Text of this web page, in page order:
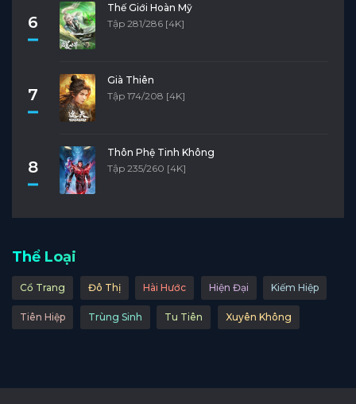
6
Thế Giới Hoàn Mỹ
Tập 281/286 [4K]
7
Già Thiên
Tập 174/208 [4K]
8
Thôn Phệ Tinh Không
Tập 235/260 [4K]
Thể Loại
Cổ Trang Đô Thị Hài Hước Hiện Đại Kiếm Hiệp
Tiên Hiệp Trùng Sinh Tu Tiên Xuyên Không